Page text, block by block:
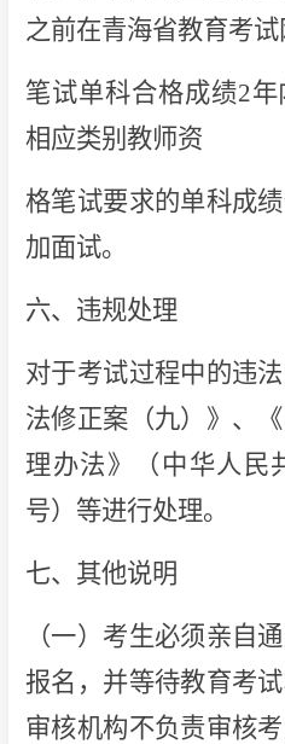
之前在青海省教育考试
笔试单科合格成绩2年
相应类别教师资
格笔试要求的单科成
加面试。
六、违规处理
对于考试过程中的违
法修正案（九）》、
理办法》（中华人民
号）等进行处理。
七、其他说明
（一）考生必须亲自
报名，并等待教育考
审核机构不负责审核